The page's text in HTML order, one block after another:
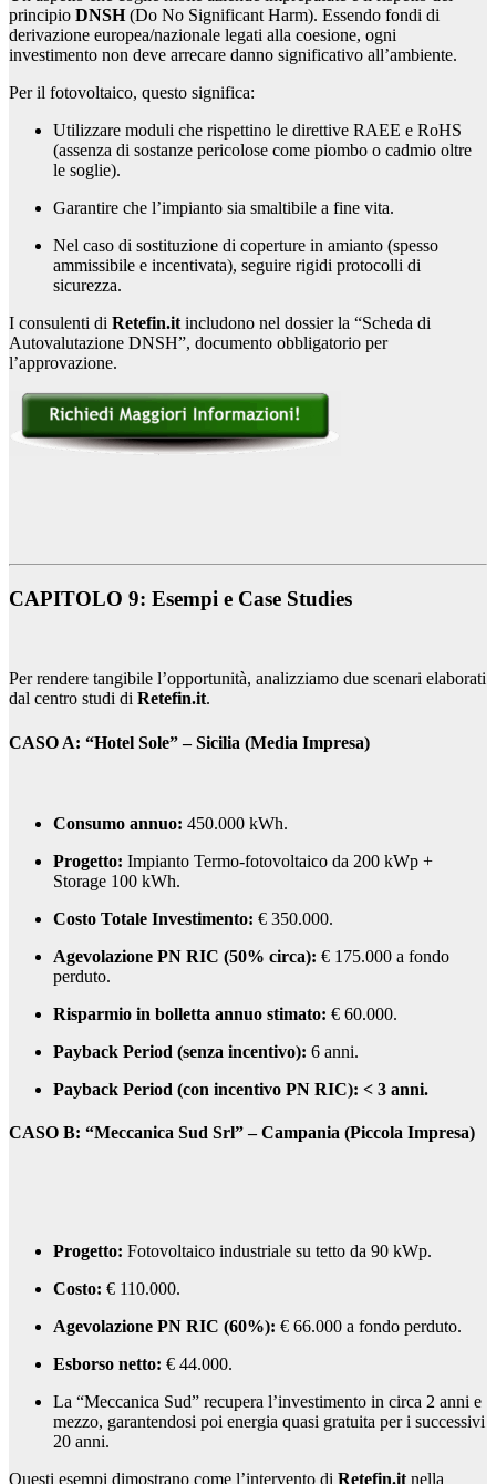
principio DNSH(Do No Significant Harm). Essendo fondi di
derivazione europea/nazionale legati alla coesione, ogni
investimento non deve arrecare danno significativo all’ambiente.
Per il fotovoltaico, questo significa:
Utilizzare moduli che rispettino le direttive RAEE e RoHS
(assenza di sostanze pericolose come piombo o cadmio oltre
le soglie).
Garantire che l’impianto sia smaltibile a fine vita.
Nel caso di sostituzione di coperture in amianto (spesso
ammissibile e incentivata), seguire rigidi protocolli di
sicurezza.
I consulenti di Retefin.it includono nel dossier la “Scheda di
Autovalutazione DNSH”, documento obbligatorio per
l’approvazione.
CAPITOLO 9: Esempi e Case Studies
Per rendere tangibile l’opportunità, analizziamo due scenari elaborati
dal centro studi di Retefin.it.
CASO A: “Hotel Sole” – Sicilia (Media Impresa)
Consumo annuo: 450.000 kWh.
Progetto: Impianto Termo-fotovoltaico da 200 kWp +
Storage 100 kWh.
Costo Totale Investimento: € 350.000.
Agevolazione PN RIC (50% circa): € 175.000 a fondo
perduto.
Risparmio in bolletta annuo stimato: € 60.000.
Payback Period (senza incentivo): 6 anni.
Payback Period (con incentivo PN RIC): < 3 anni.
CASO B: “Meccanica Sud Srl” – Campania (Piccola Impresa)
Progetto: Fotovoltaico industriale su tetto da 90 kWp.
Costo: € 110.000.
Agevolazione PN RIC (60%): € 66.000 a fondo perduto.
Esborso netto: € 44.000.
La “Meccanica Sud” recupera l’investimento in circa 2 anni e
mezzo, garantendosi poi energia quasi gratuita per i successivi
20 anni.
Questi esempi dimostrano come l’intervento di Retefin.itnella